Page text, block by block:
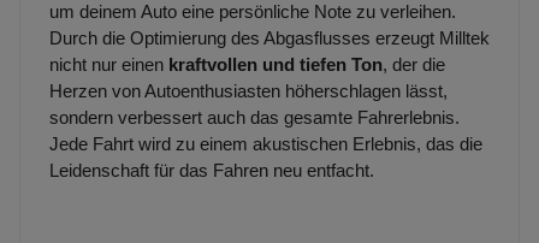
um deinem Auto eine persönliche Note zu verleihen.
Durch die Optimierung des Abgasflusses erzeugt Milltek
nicht nur einen kraftvollen und tiefen Ton, der die
Herzen von Autoenthusiasten höherschlagen lässt,
sondern verbessert auch das gesamte Fahrerlebnis.
Jede Fahrt wird zu einem akustischen Erlebnis, das die
Leidenschaft für das Fahren neu entfacht.